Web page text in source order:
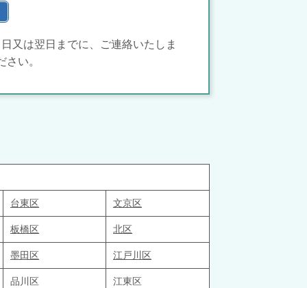
又は翌日までに、ご連絡いたしま
い。
台東区 文京区
板橋区 北区
墨田区 江戸川区
品川区 江東区